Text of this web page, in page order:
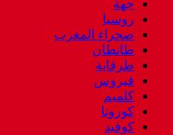
جهة
روسيا
صحراء المغرب
طانطان
طرفاية
فيروس
كلميم
كورونا
كوفيد